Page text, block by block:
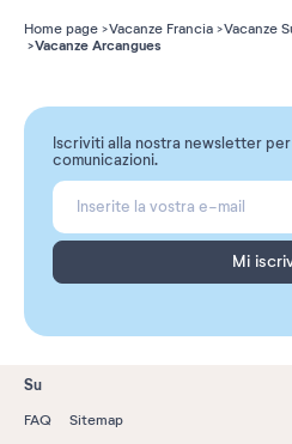
Home page Vacanze Francia Vacanze
Vacanze Arcangues
Iscriviti alla nostra newsletter
comunicazioni.
Mi
Su
FAQ Sitemap